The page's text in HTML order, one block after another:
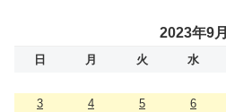
2023年9月
日 月 火 水
3
4 5 6